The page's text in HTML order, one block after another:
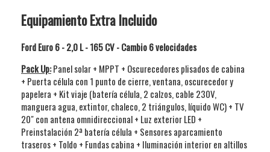
Equipamiento Extra Incluido
FordEuro 6 - 2,0 L - 165 CV - Cambio 6 velocidades
Pack Up:Panel solar + MPPT + Oscurecedores plisados de cabina
+ Puerta célula con 1 punto de cierre, ventana, oscurecedor y
papelera + Kit viaje (batería célula, 2 calzos, cable 230V,
manguera agua, extintor, chaleco, 2 triángulos, líquido WC) + TV
20" con antena omnidireccional + Luz exterior LED +
Preinstalación 2ª batería célula + Sensores aparcamiento
traseros + Toldo + Fundas cabina + Iluminación interior en altillos